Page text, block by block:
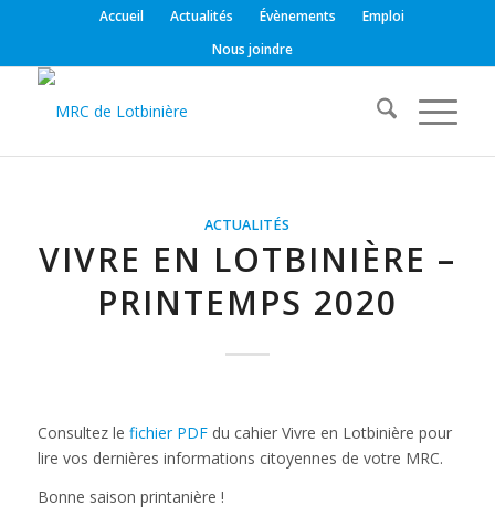
Accueil Actualités Évènements
Emploi
Nous joindre
ACTUALITÉS
VIVRE EN LOTBINIÈRE –
PRINTEMPS 2020
Consultez le fichier PDFdu cahier Vivre en Lotbinière pour
lire vos dernières informations citoyennes de votre MRC.
Bonne saison printanière !